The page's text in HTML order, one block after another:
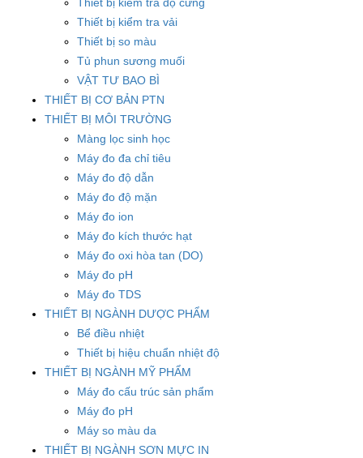
Thiết bị kiểm tra vải
Thiết bị so màu
Tủ phun sương muối
VẬT TƯ BAO BÌ
THIẾT BỊ CƠ BẢN PTN
THIẾT BỊ MÔI TRƯỜNG
Màng lọc sinh học
Máy đo đa chỉ tiêu
Máy đo độ dẫn
Máy đo độ mặn
Máy đo ion
Máy đo kích thước hạt
Máy đo oxi hòa tan (DO)
Máy đo pH
Máy đo TDS
THIẾT BỊ NGÀNH DƯỢC PHẨM
Bể điều nhiệt
Thiết bị hiệu chuẩn nhiệt độ
THIẾT BỊ NGÀNH MỸ PHẨM
Máy đo cấu trúc sản phẩm
Máy đo pH
Máy so màu da
THIẾT BỊ NGÀNH SƠN MỰC IN